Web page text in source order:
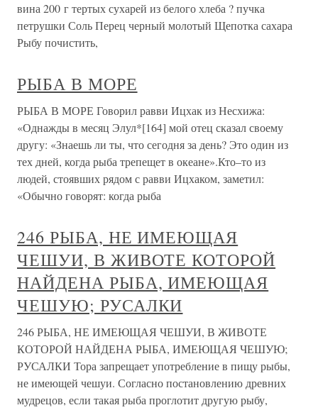
вина 200 г тертых сухарей из белого хлеба ? пучка
петрушки Соль Перец черный молотый Щепотка сахара
Рыбу почистить,
РЫБА В МОРЕ
РЫБА В МОРЕ Говорил равви Ицхак из Несхижа:
«Однажды в месяц Элул*[164] мой отец сказал своему
другу: «Знаешь ли ты, что сегодня за день? Это один из
тех дней, когда рыба трепещет в океане».Кто–то из
людей, стоявших рядом с равви Ицхаком, заметил:
«Обычно говорят: когда рыба
246 РЫБА, НЕ ИМЕЮЩАЯ
ЧЕШУИ, В ЖИВОТЕ КОТОРОЙ
НАЙДЕНА РЫБА, ИМЕЮЩАЯ
ЧЕШУЮ; РУСАЛКИ
246 РЫБА, НЕ ИМЕЮЩАЯ ЧЕШУИ, В ЖИВОТЕ
КОТОРОЙ НАЙДЕНА РЫБА, ИМЕЮЩАЯ ЧЕШУЮ;
РУСАЛКИ Тора запрещает употребление в пищу рыбы,
не имеющей чешуи. Согласно постановлению древних
мудрецов, если такая рыба проглотит другую рыбу,